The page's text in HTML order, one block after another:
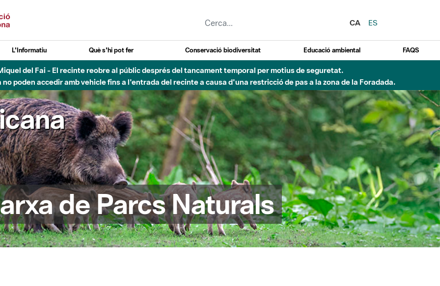
CA
ES
L'Informatiu Què s'hi pot fer Conservació biodiversitat Educació ambiental FAQS
del Fai - El recinte reobre al públic després del tancament temporal per motius de seguretat.
poden accedir amb vehicle fins a l'entrada del recinte a causa d'una restricció de pas a la zona de la Foradada.
de Parcs Naturals